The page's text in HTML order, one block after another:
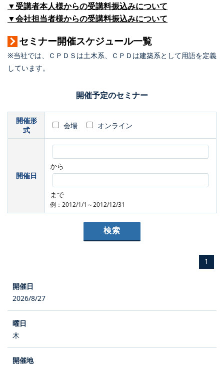
▼受講者本人様からの受講料振込みについて
▼会社担当者様からの受講料振込みについて
セミナー開催スケジュール一覧
※当社では、ＣＰＤＳは土木系、ＣＰＤは建築系として用語を定義
しています。
開催予定のセミナー
開催形
式
会場 オンライン
開催日
から
まで
例：2012/1/1～2012/12/31
1
2026/8/27
木